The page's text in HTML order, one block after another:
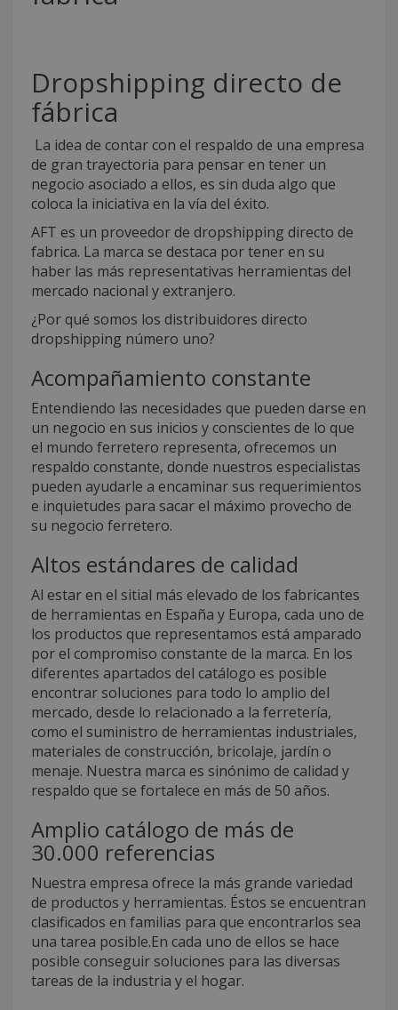
Dropshipping directo de
fábrica
La idea de contar con el respaldo de una empresa
de gran trayectoria para pensar en tener un
negocio asociado a ellos, es sin duda algo que
coloca la iniciativa en la vía del éxito.
AFT es un proveedor de dropshipping directo de
fabrica. La marca se destaca por tener en su
haber las más representativas herramientas del
mercado nacional y extranjero.
¿Por qué somos los distribuidores directo
dropshipping número uno?
Acompañamiento constante
Entendiendo las necesidades que pueden darse en
un negocio en sus inicios y conscientes de lo que
el mundo ferretero representa, ofrecemos un
respaldo constante, donde nuestros especialistas
pueden ayudarle a encaminar sus requerimientos
e inquietudes para sacar el máximo provecho de
su negocio ferretero.
Altos estándares de calidad
Al estar en el sitial más elevado de los fabricantes
de herramientas en España y Europa, cada uno de
los productos que representamos está amparado
por el compromiso constante de la marca. En los
diferentes apartados del catálogo es posible
encontrar soluciones para todo lo amplio del
mercado, desde lo relacionado a la ferretería,
como el suministro de herramientas industriales,
materiales de construcción, bricolaje, jardín o
menaje. Nuestra marca es sinónimo de calidad y
respaldo que se fortalece en más de 50 años.
Amplio catálogo de más de
30.000 referencias
Nuestra empresa ofrece la más grande variedad
de productos y herramientas. Éstos se encuentran
clasificados en familias para que encontrarlos sea
una tarea posible.En cada uno de ellos se hace
posible conseguir soluciones para las diversas
tareas de la industria y el hogar.